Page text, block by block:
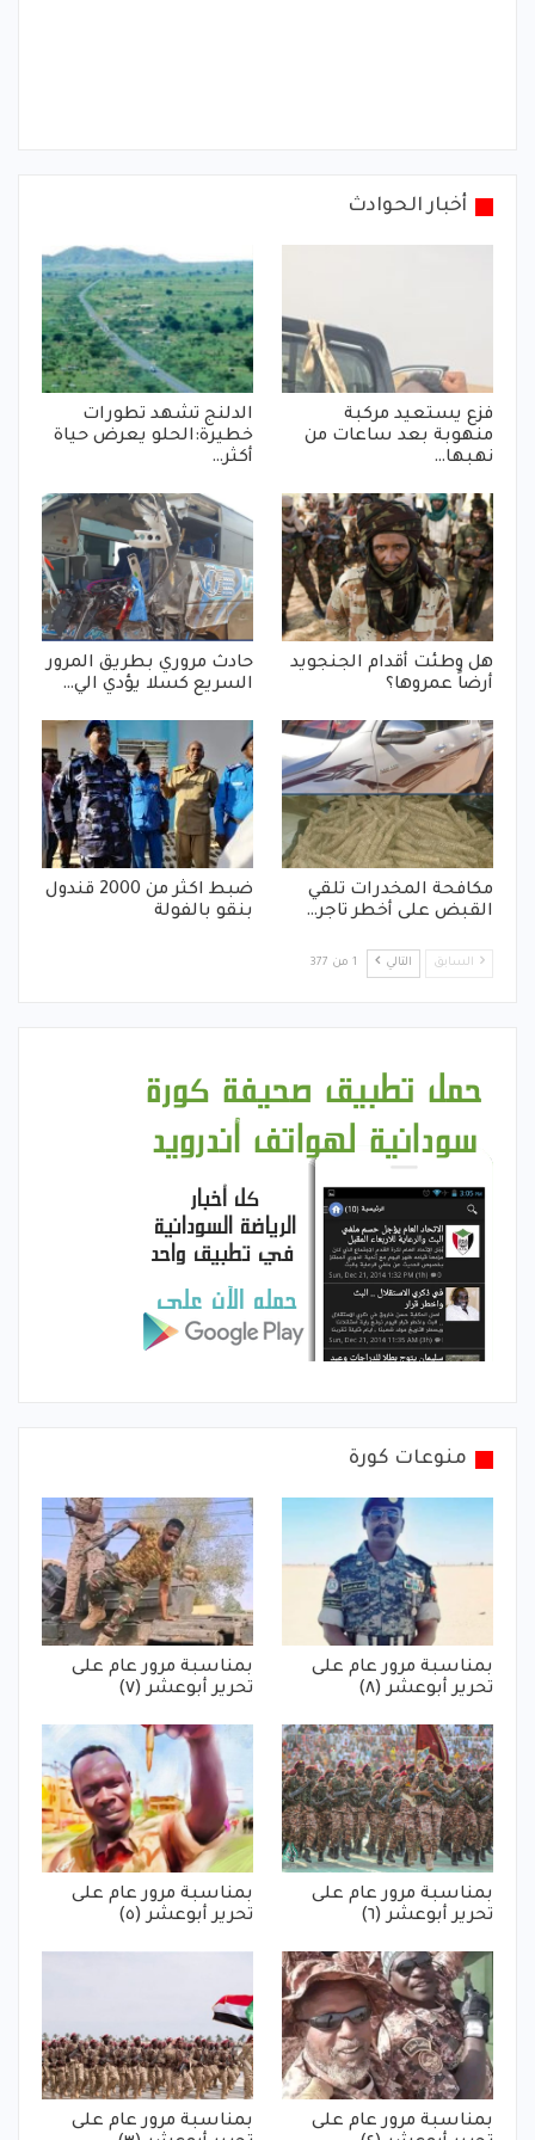
أخبار الحوادث
فزع يستعيد مركبة
منهوبة بعد ساعات من
نهبها…
الدلنج تشهد تطورات
خطيرة:الحلو يعرض حياة
أكثر…
هل وطئت أقدام الجنجويد
أرضاً عمروها؟
حادث مروري بطريق المرور
السريع كسلا يؤدي الي…
مكافحة المخدرات تلقي
القبض على أخطر تاجر…
ضبط اكثر من 2000 قندول
بنقو بالفولة
السابق التالي 1 من 377
منوعات كورة
بمناسبة مرور عام على
تحرير أبوعشر (٨)
بمناسبة مرور عام على
تحرير أبوعشر (٧)
بمناسبة مرور عام على
تحرير أبوعشر (٦)
بمناسبة مرور عام على
تحرير أبوعشر (٥)
بمناسبة مرور عام على
بمناسبة مرور عام على